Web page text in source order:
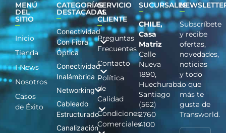
MENÚ
DEL
SITIO
Inicio
Tienda
I-News
Nosotros
Casos
de Éxito
CATEGORÍAS
DESTACADAS
Conectividad
Con Fibra
Óptica
Conectividad
Inalámbrica
Networking
Cableado
Estructurado
Canalización
SERVICIO
AL
CLIENTE
Preguntas
Frecuentes
Contacto
Política
de
Calidad
Condiciones
Comerciales
SUCURSALES
CHILE,
Casa
Matriz
Calle
Nueva
1890,
Huechuraba.
Santiago
(562)
2760
4100
Subscríbete
y recibe
ofertas,
novedades,
noticias
y todo
lo que
más te
gusta de
Transworld.